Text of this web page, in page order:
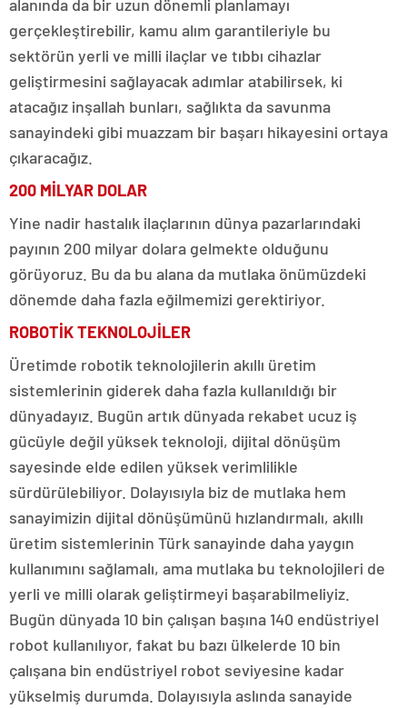
alanında da bir uzun dönemli planlamayı
gerçekleştirebilir, kamu alım garantileriyle bu
sektörün yerli ve milli ilaçlar ve tıbbı cihazlar
geliştirmesini sağlayacak adımlar atabilirsek, ki
atacağız inşallah bunları, sağlıkta da savunma
sanayindeki gibi muazzam bir başarı hikayesini ortaya
çıkaracağız.
200 MİLYAR DOLAR
Yine nadir hastalık ilaçlarının dünya pazarlarındaki
payının 200 milyar dolara gelmekte olduğunu
görüyoruz. Bu da bu alana da mutlaka önümüzdeki
dönemde daha fazla eğilmemizi gerektiriyor.
ROBOTİK TEKNOLOJİLER
Üretimde robotik teknolojilerin akıllı üretim
sistemlerinin giderek daha fazla kullanıldığı bir
dünyadayız. Bugün artık dünyada rekabet ucuz iş
gücüyle değil yüksek teknoloji, dijital dönüşüm
sayesinde elde edilen yüksek verimlilikle
sürdürülebiliyor. Dolayısıyla biz de mutlaka hem
sanayimizin dijital dönüşümünü hızlandırmalı, akıllı
üretim sistemlerinin Türk sanayinde daha yaygın
kullanımını sağlamalı, ama mutlaka bu teknolojileri de
yerli ve milli olarak geliştirmeyi başarabilmeliyiz.
Bugün dünyada 10 bin çalışan başına 140 endüstriyel
robot kullanılıyor, fakat bu bazı ülkelerde 10 bin
çalışana bin endüstriyel robot seviyesine kadar
yükselmiş durumda. Dolayısıyla aslında sanayide